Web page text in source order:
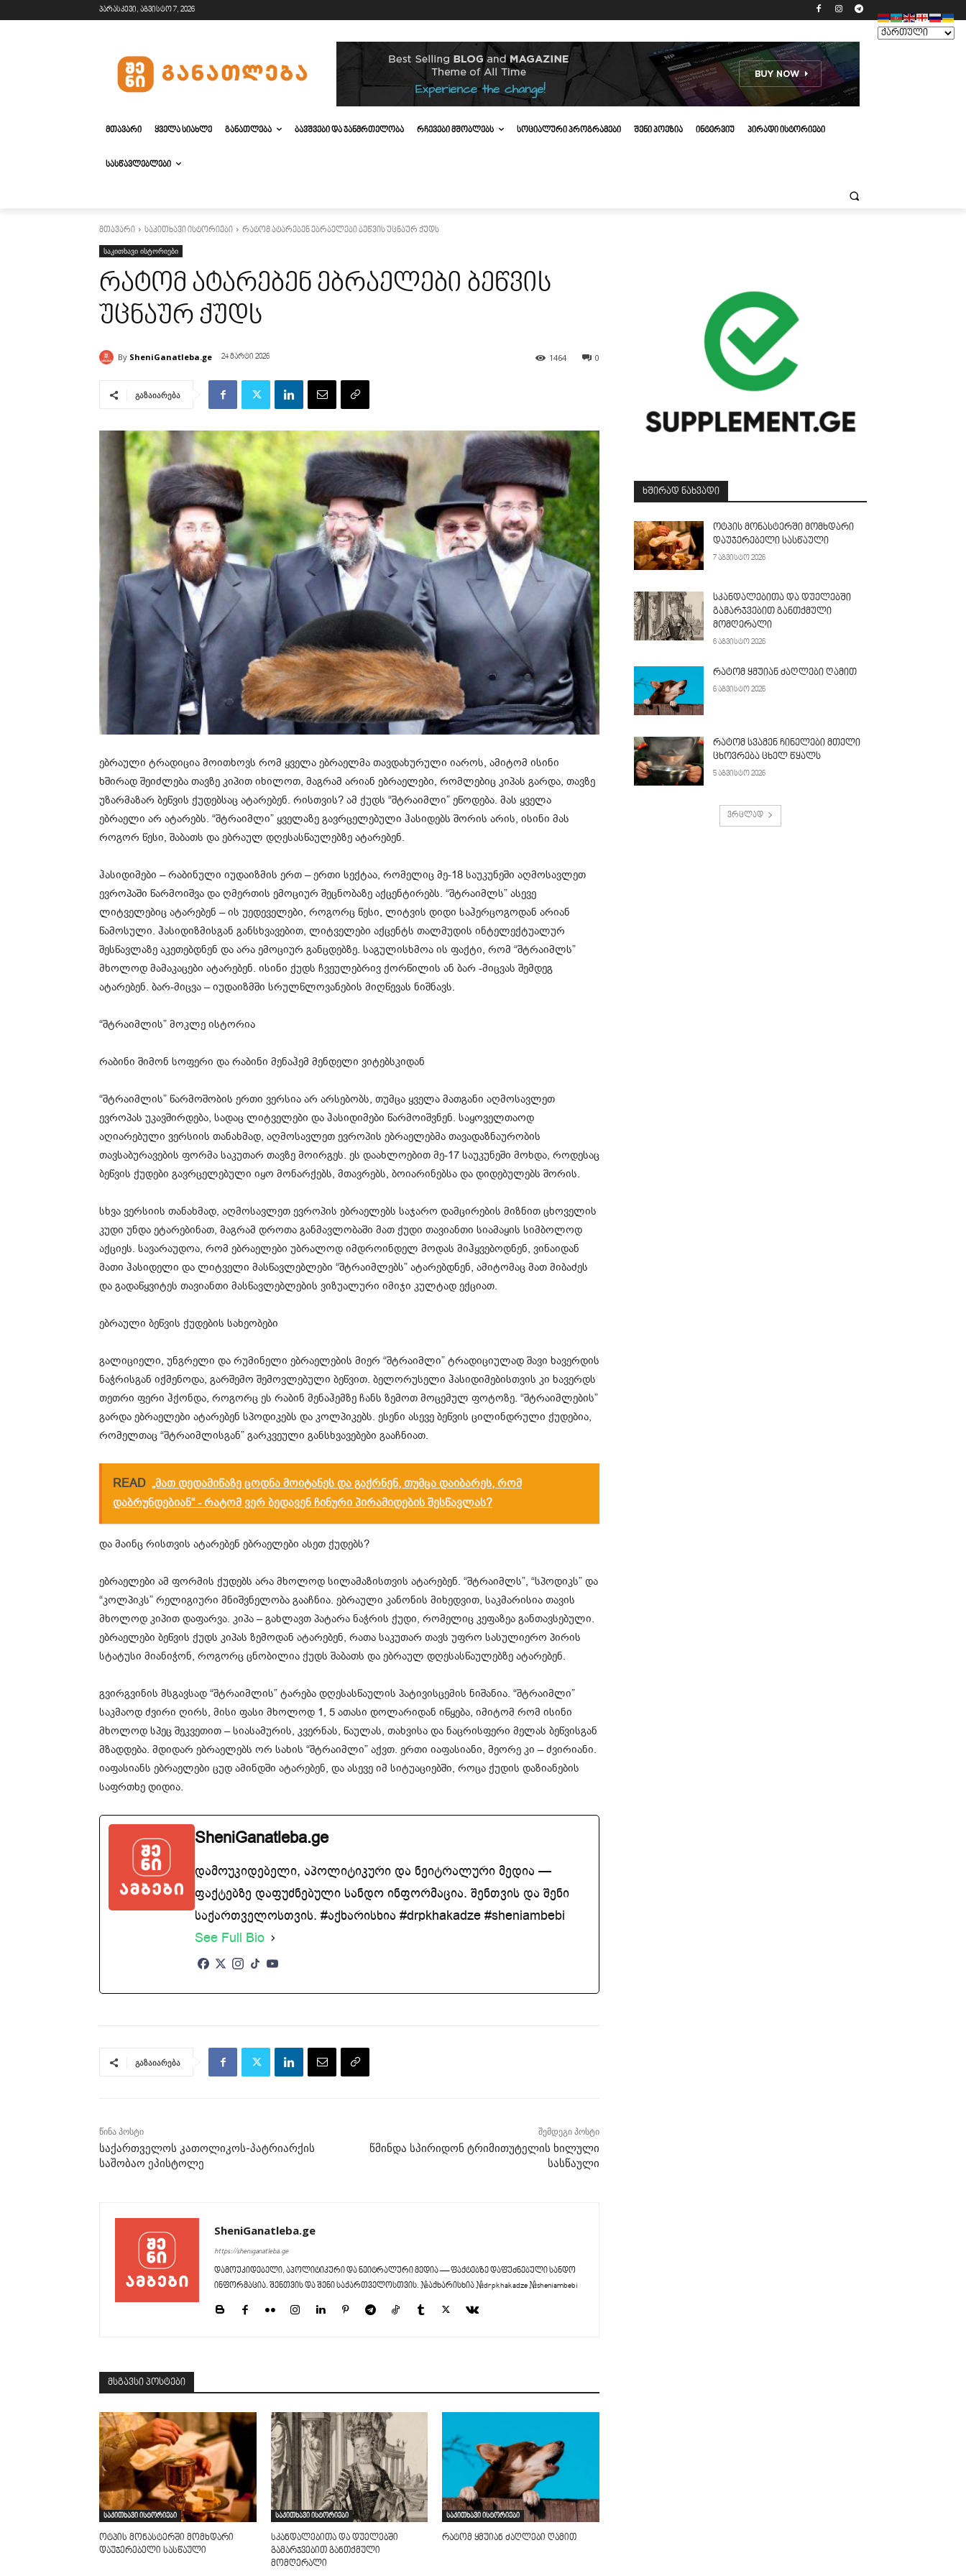
პარასკევი, აგვისტო 7, 2026
ᲛᲗᲐᲕᲐᲠᲘ ᲧᲕᲔᲚᲐ ᲡᲘᲐᲮᲚᲔ ᲒᲐᲜᲐᲗᲚᲔᲑᲐ ᲑᲐᲕᲨᲕᲔᲑᲘ ᲓᲐ ᲯᲐᲜᲛᲠᲗᲔᲚᲝᲑᲐ ᲠᲩᲔᲕᲔᲑᲘ ᲛᲨᲝᲑᲚᲔᲑᲡ ᲡᲝᲪᲘᲐᲚᲣᲠᲘ ᲞᲠᲝᲒᲠᲐᲛᲔᲑᲘ ᲨᲔᲜᲘ ᲞᲝᲔᲖᲘᲐ ᲘᲜᲢᲔᲠᲕᲘᲣ ᲞᲘᲠᲐᲓᲘ ᲘᲡᲢᲝᲠᲘᲔᲑᲘ
ᲡᲐᲡᲬᲐᲕᲚᲔᲑᲚᲔᲑᲘ
მთავარი საკითხავი ისტორიები რატომ ატარებენ ებრაელები ბეწვის უცნაურ ქუდს
საკითხავი ისტორიები
რატომ ატარებენ ებრაელები ბეწვის
უცნაურ ქუდს
By SheniGanatleba.ge 24 მარტი 2026 0
1464
გაზაიარება
ებრაული ტრადიცია მოითხოვს რომ ყველა ებრაელმა თავდახურული იაროს, ამიტომ ისინი
ხშირად შეიძლება თავზე კიპით იხილოთ, მაგრამ არიან ებრაელები, რომლებიც კიპას გარდა, თავზე
უზარმაზარ ბეწვის ქუდებსაც ატარებენ. რისთვის? ამ ქუდს “შტრაიმლი” ეწოდება. მას ყველა
ებრაელი არ ატარებს. “შტრაიმლი” ყველაზე გავრცელებული ჰასიდებს შორის არის, ისინი მას
როგორ წესი, შაბათს და ებრაულ დღესასწაულებზე ატარებენ.
ჰასიდიმები – რაბინული იუდაიზმის ერთ – ერთი სექტაა, რომელიც მე-18 საუკუნეში აღმოსავლეთ
ევროპაში წარმოიშვა და ღმერთის ემოციურ შეცნობაზე აქცენტირებს. “შტრაიმლს” ასევე
ლიტველებიც ატარებენ – ის უედეველები, როგორც წესი, ლიტვის დიდი საჰერცოგოდან არიან
წამოსული. ჰასიდიზმისგან განსხვავებით, ლიტველები აქცენტს თალმუდის ინტელექტუალურ
შესწავლაზე აკეთებდნენ და არა ემოციურ განცდებზე. საგულისხმოა ის ფაქტი, რომ “შტრაიმლს”
მხოლოდ მამაკაცები ატარებენ. ისინი ქუდს ჩვეულებრივ ქორწილის ან ბარ -მიცვას შემდეგ
ატარებენ. ბარ-მიცვა – იუდაიზმში სრულწლოვანების მიღწევას ნიშნავს.
“შტრაიმლის” მოკლე ისტორია
რაბინი შიმონ სოფერი და რაბინი მენაჰემ მენდელი ვიტებსკიდან
“შტრაიმლის” წარმოშობის ერთი ვერსია არ არსებობს, თუმცა ყველა მათგანი აღმოსავლეთ
ევროპას უკავშირდება, სადაც ლიტველები და ჰასიდიმები წარმოიშვნენ. საყოველთაოდ
აღიარებული ვერსიის თანახმად, აღმოსავლეთ ევროპის ებრაელებმა თავადაზნაურობის
თავსაბურავების ფორმა საკუთარ თავზე მოირგეს. ეს დაახლოებით მე-17 საუკუნეში მოხდა, როდესაც
ბეწვის ქუდები გავრცელებული იყო მონარქებს, მთავრებს, ბოიარინებსა და დიდებულებს შორის.
სხვა ვერსიის თანახმად, აღმოსავლეთ ევროპის ებრაელებს საჯარო დამცირების მიზნით ცხოველის
კუდი უნდა ეტარებინათ, მაგრამ დროთა განმავლობაში მათ ქუდი თავიანთი სიამაყის სიმბოლოდ
აქციეს. სავარაუდოა, რომ ებრაელები უბრალოდ იმდროინდელ მოდას მიჰყვებოდნენ, ვინაიდან
მათი ჰასიდელი და ლიტველი მასწავლებლები “შტრაიმლებს” ატარებდნენ, ამიტომაც მათ მიბაძეს
და გადაწყვიტეს თავიანთი მასწავლებლების ვიზუალური იმიჯი კულტად ექციათ.
ებრაული ბეწვის ქუდების სახეობები
გალიციელი, უნგრელი და რუმინელი ებრაელების მიერ “შტრაიმლი” ტრადიციულად შავი ხავერდის
ნაჭრისგან იქმენოდა, გარშემო შემოვლებული ბეწვით. ბელორუსელი ჰასიდიმებისთვის კი ხავერდს
თეთრი ფერი ჰქონდა, როგორც ეს რაბინ მენაჰემზე ჩანს ზემოთ მოცემულ ფოტოზე. “შტრაიმლების”
გარდა ებრაელები ატარებენ სპოდიკებს და კოლპიკებს. ესენი ასევე ბეწვის ცილინდრული ქუდებია,
რომელთაც “შტრაიმლისგან” გარკვეული განსხვავებები გააჩნიათ.
READ „მათ დედამიწაზე ცოდნა მოიტანეს და გაქრნენ, თუმცა დაიბარეს, რომ
დაბრუნდებიან“ - რატომ ვერ ბედავენ ჩინური პირამიდების შესწავლას?
და მაინც რისთვის ატარებენ ებრაელები ასეთ ქუდებს?
ებრაელები ამ ფორმის ქუდებს არა მხოლოდ სილამაზისთვის ატარებენ. “შტრაიმლს”, “სპოდიკს” და
“კოლპიკს” რელიგიური მნიშვნელობა გააჩნია. ებრაული კანონის მიხედვით, საკმარისია თავის
მხოლოდ კიპით დაფარვა. კიპა – გახლავთ პატარა ნაჭრის ქუდი, რომელიც კეფაზეა განთავსებული.
ებრაელები ბეწვის ქუდს კიპას ზემოდან ატარებენ, რათა საკუთარ თავს უფრო სასულიერო პირის
სტატუსი მიანიჭონ, როგორც ცნობილია ქუდს შაბათს და ებრაულ დღესასწაულებზე ატარებენ.
გვირგვინის მსგავსად “შტრაიმლის” ტარება დღესასწაულის პატივისცემის ნიშანია. “შტრაიმლი”
საკმაოდ ძვირი ღირს, მისი ფასი მხოლოდ 1, 5 ათასი დოლარიდან იწყება, იმიტომ რომ ისინი
მხოლოდ სპეც შეკვეთით – სიასამურის, კვერნას, წაულას, თახვისა და ნაცრისფერი მელას ბეწვისგან
მზადდება. მდიდარ ებრაელებს ორ სახის “შტრაიმლი” აქვთ. ერთი იაფასიანი, მეორე კი – ძვირიანი.
იაფასიანს ებრაელები ცუდ ამინდში ატარებენ, და ასევე იმ სიტუაციებში, როცა ქუდის დაზიანების
საფრთხე დიდია.
SheniGanatleba.ge
დამოუკიდებელი, აპოლიტიკური და ნეიტრალური მედია —
ფაქტებზე დაფუძნებული სანდო ინფორმაცია. შენთვის და შენი
საქართველოსთვის. #აქხარისხია #drpkhakadze #sheniambebi
See Full Bio
გაზაიარება
წინა პოსტი
საქართველოს კათოლიკოს-პატრიარქის
საშობაო ეპისტოლე
შემდეგი პოსტი
წმინდა სპირიდონ ტრიმითუტელის ხილული
სასწაული
SheniGanatleba.ge
https://sheniganatleba.ge
დამოუკიდებელი, აპოლიტიკური და ნეიტრალური მედია — ფაქტებზე დაფუძნებული სანდო
ინფორმაცია. შენთვის და შენი საქართველოსთვის. #აქხარისხია #drpkhakadze #sheniambebi
მსგავსი პოსტები
საკითხავი ისტორიები
ოტპის მონასტერში მომხდარი
დაუჯერებელი სასწაული
საკითხავი ისტორიები
სკანდალებითა და დუელებში
გამარჯვებით განთქმული
მომღერალი
საკითხავი ისტორიები
რატომ ყმუიან ძაღლები ღამით
ᲮᲨᲘᲠᲐᲓ ᲜᲐᲮᲕᲐᲓᲘ
ოტპის მონასტერში მომხდარი
დაუჯერებელი სასწაული
7 აგვისტო 2026
სკანდალებითა და დუელებში
გამარჯვებით განთქმული
მომღერალი
6 აგვისტო 2026
რატომ ყმუიან ძაღლები ღამით
6 აგვისტო 2026
რატომ სვამენ ჩინელები მთელი
ცხოვრება ცხელ წყალს
5 აგვისტო 2026
ვრცლად